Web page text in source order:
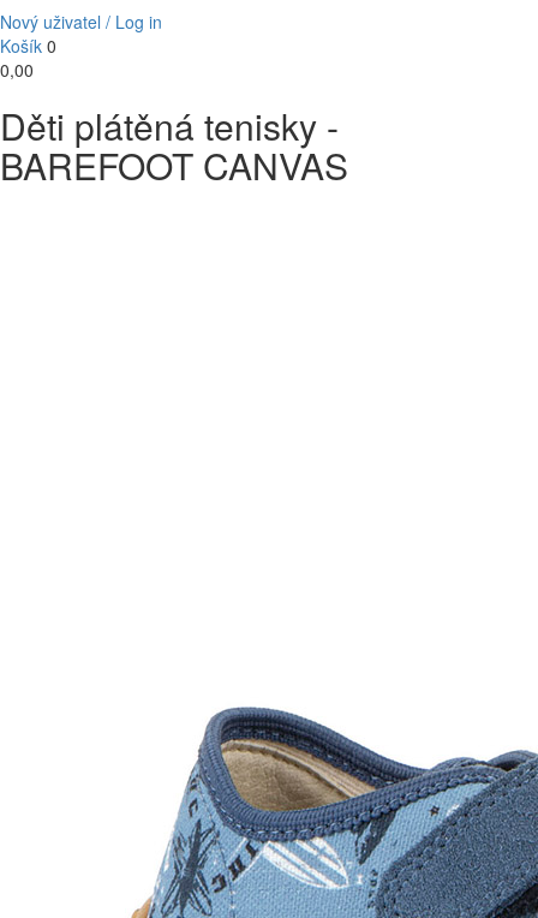
Nový uživatel / Log in
Košík 0
0,00
Děti plátěná tenisky -
BAREFOOT CANVAS